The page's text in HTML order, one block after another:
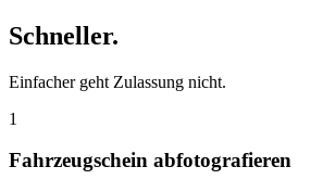
Schneller.
Einfacher geht Zulassung nicht.
1
Fahrzeugschein abfotografieren